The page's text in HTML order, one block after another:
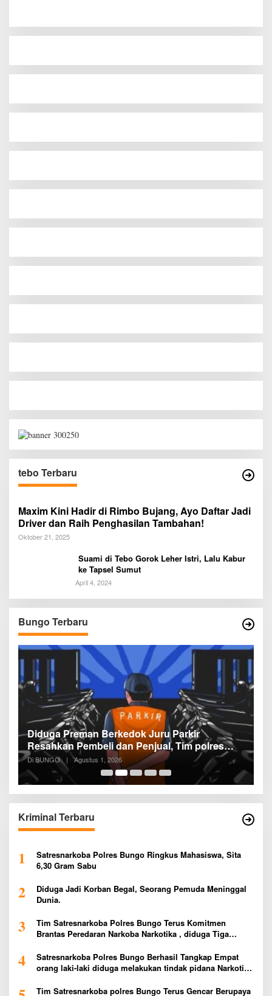
tebo Terbaru
Maxim Kini Hadir di Rimbo Bujang, Ayo Daftar Jadi
Driver dan Raih Penghasilan Tambahan!
Oktober 21, 2025
Suami di Tebo Gorok Leher Istri, Lalu Kabur
ke Tapsel Sumut
April 4, 2024
Bungo Terbaru
Diduga Preman Berkedok Juru Parkir
Resahkan Pembeli dan Penjual, Tim polres
Bungo dan Kapolsek Diminta Segera
Bertindak
Di BUNGO | Agustus 1, 2026
Kriminal Terbaru
1
Satresnarkoba Polres Bungo Ringkus Mahasiswa, Sita
6,30 Gram Sabu
2
Diduga Jadi Korban Begal, Seorang Pemuda Meninggal
Dunia.
3
Tim Satresnarkoba Polres Bungo Terus Komitmen
Brantas Peredaran Narkoba Narkotika , diduga Tiga
4
Satresnarkoba Polres Bungo Berhasil Tangkap Empat
orang laki-laki diduga melakukan tindak pidana Narkotika
Tim Satresnarkoba polres Bungo Terus Gencar Berupaya